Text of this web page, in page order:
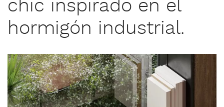
chic inspirado en el
hormigón industrial.